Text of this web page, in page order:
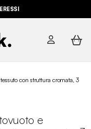
con struttura cromata, 3
e